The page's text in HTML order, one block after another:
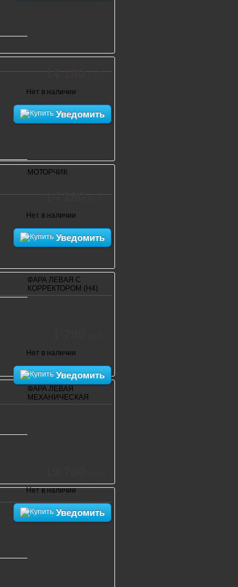
14 180 руб.
Нет в наличии
Уведомить
14 180 руб.
Нет в наличии
Уведомить
МОТОРЧИК
Нет в наличии
Уведомить
ФАРА ЛЕВАЯ С
КОРРЕКТОРОМ (Н4)
Нет в наличии
Уведомить
ФАРА ЛЕВАЯ
МЕХАНИЧЕСКАЯ